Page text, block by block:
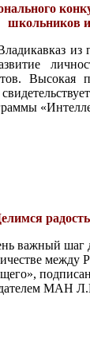
школьников
из
Высокая
важный шаг
между
МАН